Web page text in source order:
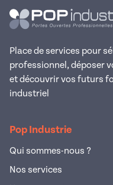
Place de services pour
professionnel, déposer
et découvrir vos futurs
industriel
Pop Industrie
Qui sommes-nous ?
Nos services